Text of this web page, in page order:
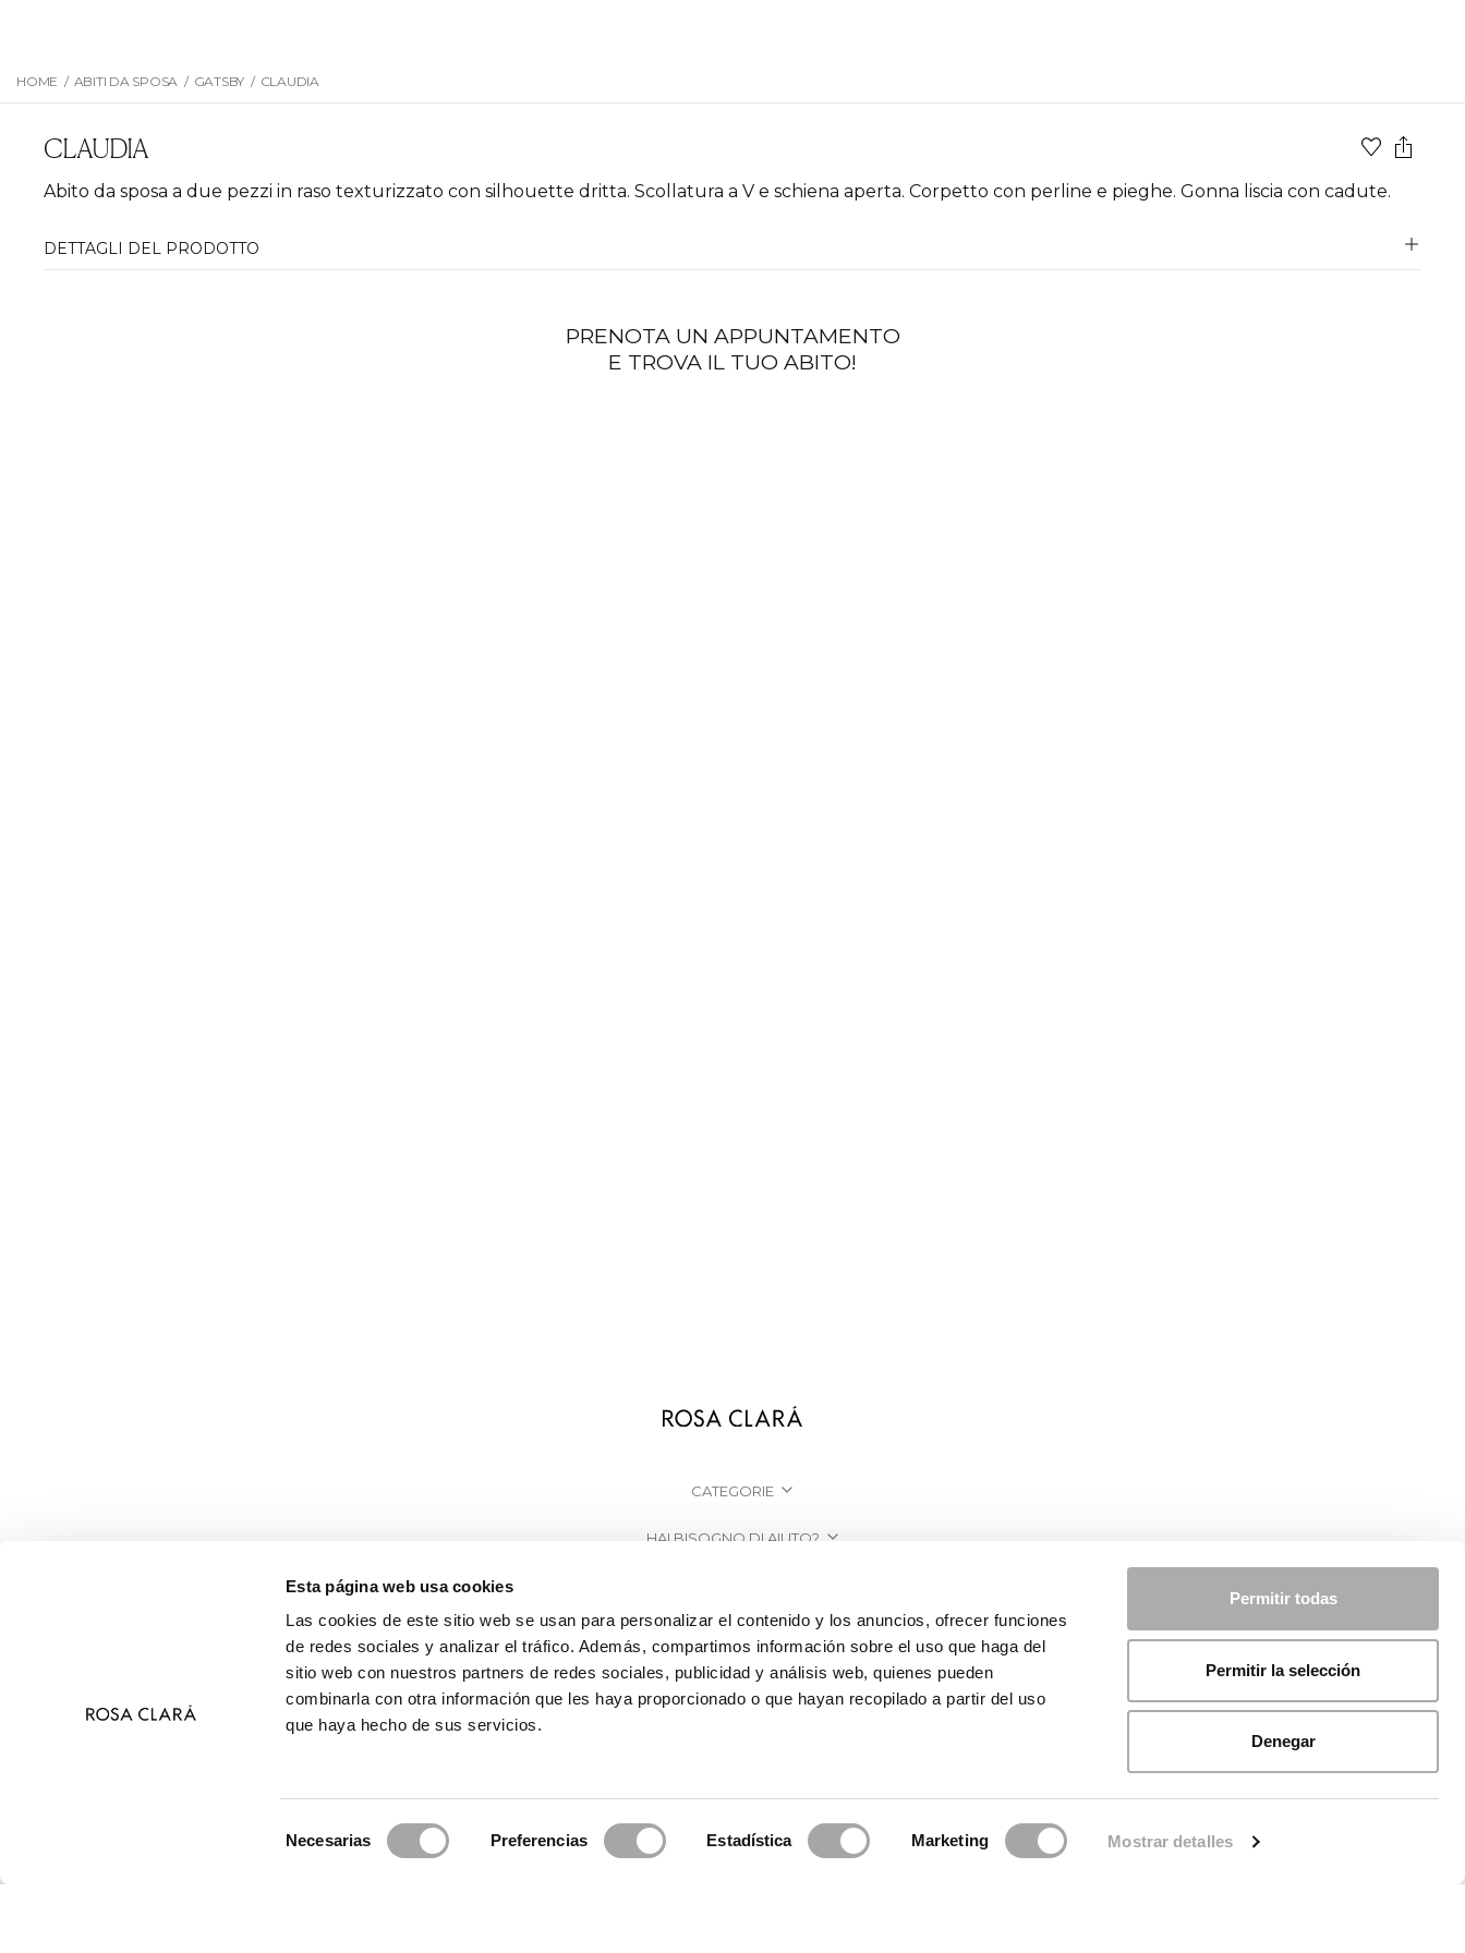
Esta página web usa cookies
Las cookies de este sitio web se usan para personalizar el contenido y los anuncios, ofrecer funciones
de redes sociales y analizar el tráfico. Además, compartimos información sobre el uso que haga del
sitio web con nuestros partners de redes sociales, publicidad y análisis web, quienes pueden
combinarla con otra información que les haya proporcionado o que hayan recopilado a partir del uso
que haya hecho de sus servicios.
Necesarias Preferencias Estadística Marketing Mostrar detalles
Permitir todas
Permitir la selección
Denegar
HOME / ABITI DA SPOSA / GATSBY / CLAUDIA
CLAUDIA
Abito da sposa a due pezzi in raso texturizzato con silhouette dritta. Scollatura a V e schiena aperta. Corpetto con perline e pieghe. Gonna liscia con cadute.
DETTAGLI DEL PRODOTTO
PRENOTA UN APPUNTAMENTO
E TROVA IL TUO ABITO!
CATEGORIE
HAI BISOGNO DI AIUTO?
AZIENDA
© 2026 Rosa Clará | Since 1995 · Informazioni legali Informativa sulla Privacy Politica sui cookie